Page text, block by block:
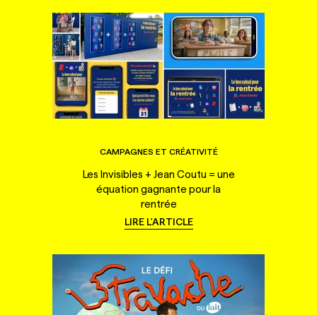
CAMPAGNES ET CRÉATIVITÉ
Les Invisibles + Jean Coutu = une
équation gagnante pour la
rentrée
LIRE L'ARTICLE